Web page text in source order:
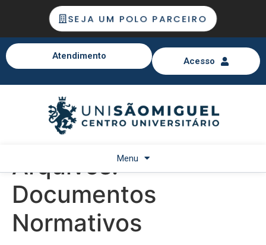
SEJA UM POLO PARCEIRO
Atendimento Acesso
Menu
Arquivos:
Documentos
Normativos